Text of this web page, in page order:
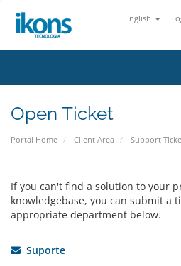
English
Open Ticket
Portal Home Client Area Support
If you can't find a solution to your
knowledgebase, you can submit a
appropriate department below.
Suporte